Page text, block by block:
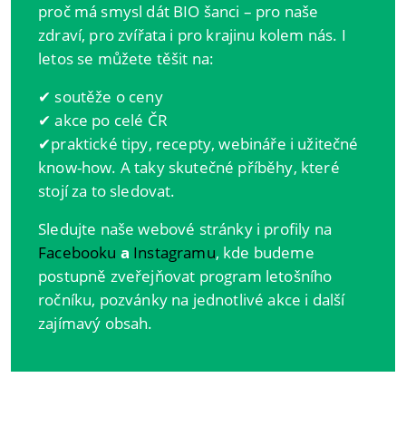
proč má smysl dát BIO šanci – pro naše
zdraví, pro zvířata i pro krajinu kolem nás. I
letos se můžete těšit na:
✔ soutěže o ceny
✔ akce po celé ČR
✔praktické tipy, recepty, webináře i užitečné
know-how. A taky skutečné příběhy, které
stojí za to sledovat.
Sledujte naše webové stránky i profily na
Facebooku a Instagramu, kde budeme
postupně zveřejňovat program letošního
ročníku, pozvánky na jednotlivé akce i další
zajímavý obsah.